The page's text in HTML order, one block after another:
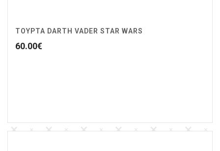
ΤΟΥΡΤΑ DARTH VADER STAR WARS
60.00€